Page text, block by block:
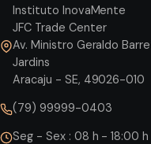
Instituto InovaMente
JFC Trade Center
Av. Ministro Geraldo
Jardins
Aracaju - SE, 49026-010
(79) 99999-0403
Seg - Sex : 08 h - 18:00 h